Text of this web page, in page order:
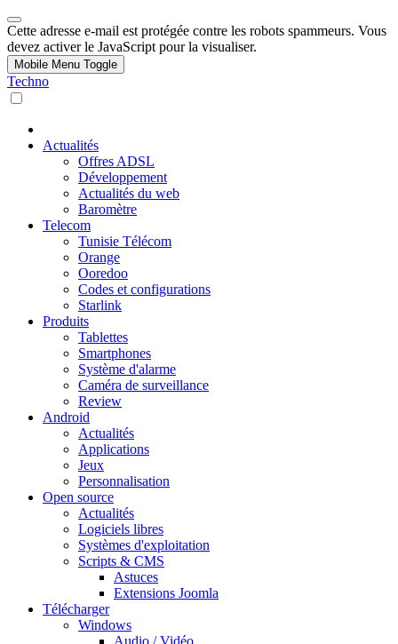
Cette adresse e-mail est protégée contre les robots spammeurs. Vous
devez activer le JavaScript pour la visualiser.
Mobile Menu Toggle
Techno
Actualités
Offres ADSL
Développement
Actualités du web
Baromètre
Telecom
Tunisie Télécom
Orange
Ooredoo
Codes et configurations
Starlink
Produits
Tablettes
Smartphones
Système d'alarme
Caméra de surveillance
Review
Android
Actualités
Applications
Jeux
Personnalisation
Open source
Actualités
Logiciels libres
Systèmes d'exploitation
Scripts & CMS
Astuces
Extensions Joomla
Télécharger
Windows
Audio / Vidéo